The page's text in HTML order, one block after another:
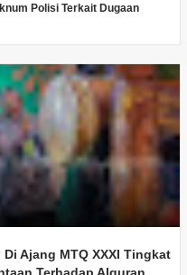
Polisi Terkait Dugaan
Ajang MTQ XXXI Tingkat
Terhadap Alquran.